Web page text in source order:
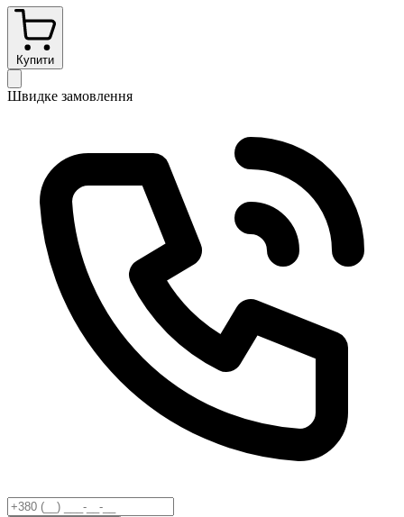
Купити
Швидке замовлення